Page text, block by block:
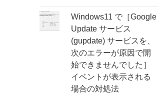
Windows11 で［Google
Update サービス
(gupdate) サービスを、
次のエラーが原因で開
始できませんでした］
イベントが表示される
場合の対処法